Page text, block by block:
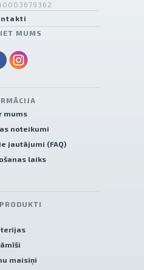
MUMS
mums
noteikumi
jautājumi (FAQ)
laiks
maisiņi